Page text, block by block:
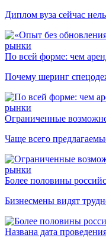
Диплом вуза сейчас
рынки
По всей форме: чем
Почему шеринг
рынки
Ограниченные
Чаще всего
рынки
Более половины
Бизнесмены видят
Названа дата